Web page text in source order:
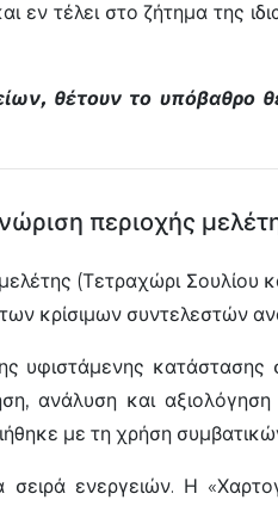
τέλει στο ζήτημα της
θέτουν το υπόβαθρο
περιοχής
(Τετραχώρι Σουλίου
κρίσιμων συντελεστών
υφιστάμενης
ανάλυση και
με τη χρήση
ενεργειών. Η